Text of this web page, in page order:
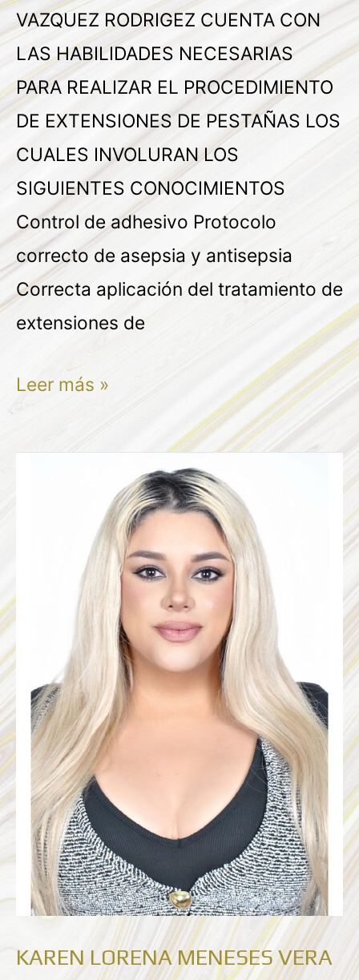
VAZQUEZ RODRIGEZ CUENTA CON
LAS HABILIDADES NECESARIAS
PARA REALIZAR EL PROCEDIMIENTO
DE EXTENSIONES DE PESTAÑAS LOS
CUALES INVOLURAN LOS
SIGUIENTES CONOCIMIENTOS
Control de adhesivo Protocolo
correcto de asepsia y antisepsia
Correcta aplicación del tratamiento de
extensiones de
Leer más »
KAREN LORENA MENESES VERA
MENESES